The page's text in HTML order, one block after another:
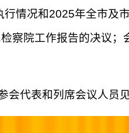
情况和2025年全市及
察院工作报告的决议
代表和列席会议人员见